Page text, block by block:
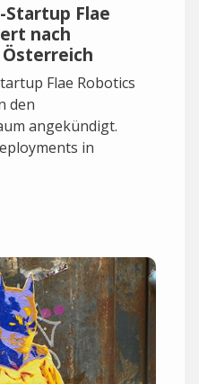
Startup Flae
nach
Flae Robotics
den
angekündigt.
in